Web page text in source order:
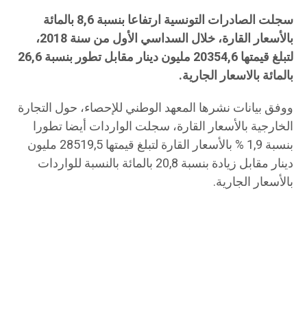
سجلت الصادرات التونسية ارتفاعا بنسبة 8,6 بالمائة
بالأسعار القارة، خلال السداسي الأول من سنة 2018،
لتبلغ قيمتها 20354,6 مليون دينار مقابل تطور بنسبة 26,6
بالمائة بالاسعار الجارية.
ووفق بيانات نشرها المعهد الوطني للإحصاء، حول التجارة
الخارجية بالأسعار القارة، سجلت الواردات أيضا تطورا
بنسبة 1,9 % بالأسعار القارة لتبلغ قيمتها 28519,5 مليون
دينار مقابل زيادة بنسبة 20,8 بالمائة بالنسبة للواردات
بالأسعار الجارية.